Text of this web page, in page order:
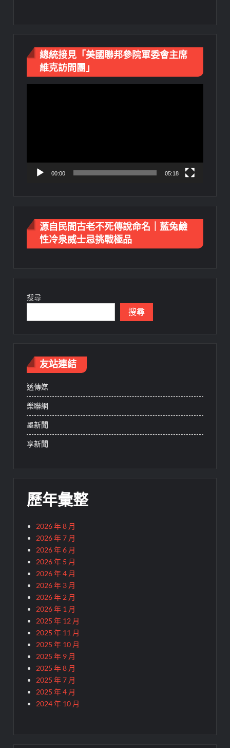
總統接見「美國聯邦參院軍委會主席
維克訪問團」
00:00 05:18
源自民間古老不死傳說命名｜藍兔鹼
性冷泉威士忌挑戰極品
搜尋
搜尋
友站連結
透傳媒
樂聯網
墨新聞
享新聞
歷年彙整
2026 年 8 月
2026 年 7 月
2026 年 6 月
2026 年 5 月
2026 年 4 月
2026 年 3 月
2026 年 2 月
2026 年 1 月
2025 年 12 月
2025 年 11 月
2025 年 10 月
2025 年 9 月
2025 年 8 月
2025 年 7 月
2025 年 4 月
2024 年 10 月